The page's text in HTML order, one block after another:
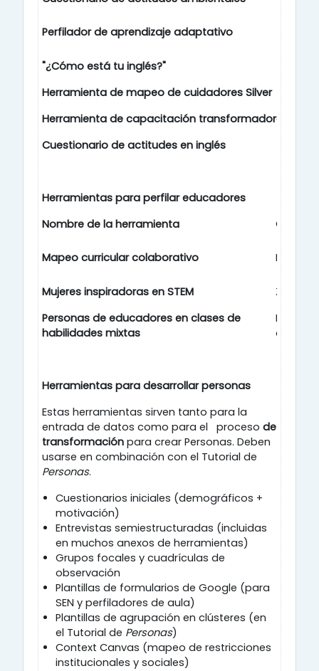
Perfilador de aprendizaje adaptativo
"¿Cómo está tu inglés?"
Herramienta de mapeo de cuidadores Silver
Herramienta de capacitación transformadora
Cuestionario de actitudes en inglés
Herramientas para perfilar educadores
Nombre de la herramienta
Objetivo
Mapeo curricular colaborativo
Mujeres inspiradoras en STEM
Personas de educadores en clases de
habilidades mixtas
Herramientas para desarrollar personas
Estas herramientas sirven tanto para la
entrada de datos como para el proceso de
transformación para crear Personas. Deben
usarse en combinación con el Tutorial de
Personas.
Cuestionarios iniciales (demográficos +
motivación)
Entrevistas semiestructuradas (incluidas
en muchos anexos de herramientas)
Grupos focales y cuadrículas de
observación
Plantillas de formularios de Google (para
SEN y perfiladores de aula)
Plantillas de agrupación en clústeres (en
el Tutorial de Personas)
Context Canvas (mapeo de restricciones
institucionales y sociales)